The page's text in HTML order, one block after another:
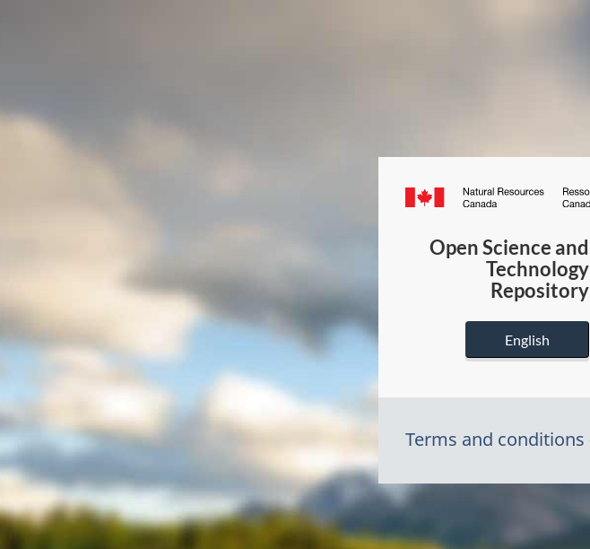
Canada.ca
Open Science and
Technology
Repository
English
Terms and conditions